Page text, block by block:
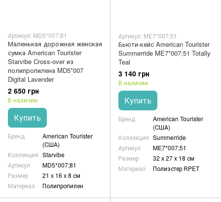
Артикул: MD5*007;81
Маленькая дорожная женская
сумка American Tourister
Starvibe Cross-over из
полипропилена MD5*007
Digital Lavender
2 650 грн
В наличии
Купить
Бренд
American Tourister
(США)
Коллекция Starvibe
Артикул
MD5*007;81
Размер
21 x 16 x 8 см
Материал
Полипропилен
Артикул: ME7*007;51
Бьюти-кейс American Tourister
Summerride ME7*007;51 Totally
Teal
3 140 грн
В наличии
Купить
Бренд
American Tourister
(США)
Коллекция Summerride
Артикул
ME7*007;51
Размер
32 х 27 х 18 см
Материал
Полиэстер RPET